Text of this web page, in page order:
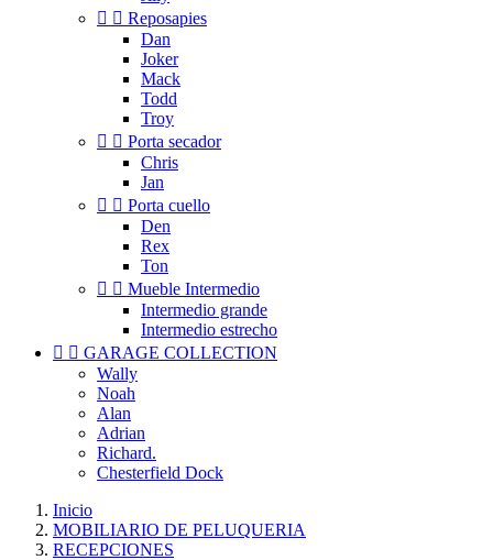
  Reposapies
Dan
Joker
Mack
Todd
Troy
  Porta secador
Chris
Jan
  Porta cuello
Den
Rex
Ton
  Mueble Intermedio
Intermedio grande
Intermedio estrecho
  GARAGE COLLECTION
Wally
Noah
Alan
Adrian
Richard.
Chesterfield Dock
Inicio
MOBILIARIO DE PELUQUERIA
RECEPCIONES